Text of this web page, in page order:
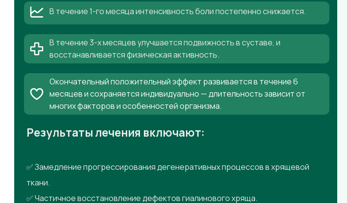
В течение 1-го месяца интенсивность боли постепенно снижается.
В течение 3-х месяцев улучшается подвижность в суставе, и
восстанавливается физическая активность.
Окончательный положительный эффект развивается в течение 6
месяцев и сохраняется индивидуально — длительность зависит от
многих факторов и особенностей организма.
Результаты лечения включают:
✅ Замедление прогрессирования дегенеративных процессов в хрящевой
ткани.
✅ Частичное восстановление дефектов гиалинового хряща.